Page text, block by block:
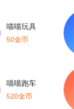
喵喵玩具
50金币
喵喵跑车
520金币